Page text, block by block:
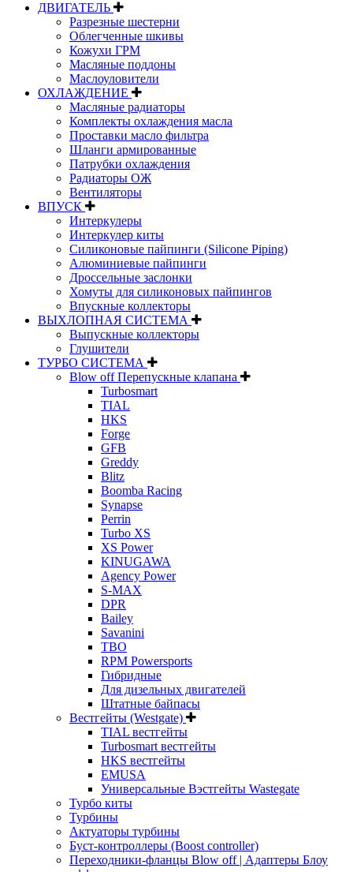
ДВИГАТЕЛЬ
Разрезные шестерни
Облегченные шкивы
Кожухи ГРМ
Масляные поддоны
Маслоуловители
ОХЛАЖДЕНИЕ
Масляные радиаторы
Комплекты охлаждения масла
Проставки масло фильтра
Шланги армированные
Патрубки охлаждения
Радиаторы ОЖ
Вентиляторы
ВПУСК
Интеркулеры
Интеркулер киты
Силиконовые пайпинги (Silicone Piping)
Алюминиевые пайпинги
Дроссельные заслонки
Хомуты для силиконовых пайпингов
Впускные коллекторы
ВЫХЛОПНАЯ СИСТЕМА
Выпускные коллекторы
Глушители
ТУРБО СИСТЕМА
Blow off Перепускные клапана
Turbosmart
TIAL
HKS
Forge
GFB
Greddy
Blitz
Boomba Racing
Synapse
Perrin
Turbo XS
XS Power
KINUGAWA
Agency Power
S-MAX
DPR
Bailey
Savanini
TBO
RPM Powersports
Гибридные
Для дизельных двигателей
Штатные байпасы
Вестгейты (Westgate)
TIAL вестгейты
Turbosmart вестгейты
HKS вестгейты
EMUSA
Универсальные Вэстгейты Wastegate
Турбо киты
Турбины
Актуаторы турбины
Буст-контроллеры (Boost controller)
Переходники-фланцы Blow off | Адаптеры Блоу